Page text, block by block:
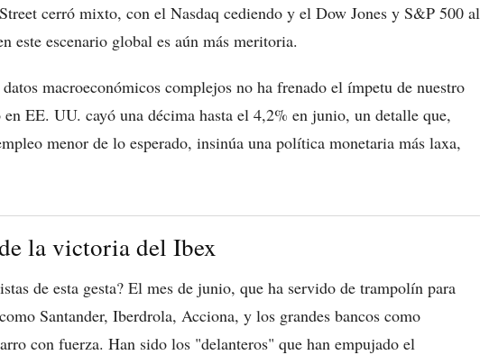
cerró mixto, con el Nasdaq cediendo y el Dow Jones y S&P 500 al
este escenario global es aún más meritoria.
macroeconómicos complejos no ha frenado el ímpetu de nuestro
EE. UU. cayó una décima hasta el 4,2% en junio, un detalle que,
menor de lo esperado, insinúa una política monetaria más laxa,
la victoria del Ibex
de esta gesta? El mes de junio, que ha servido de trampolín para
Santander, Iberdrola, Acciona, y los grandes bancos como
con fuerza. Han sido los "delanteros" que han empujado el